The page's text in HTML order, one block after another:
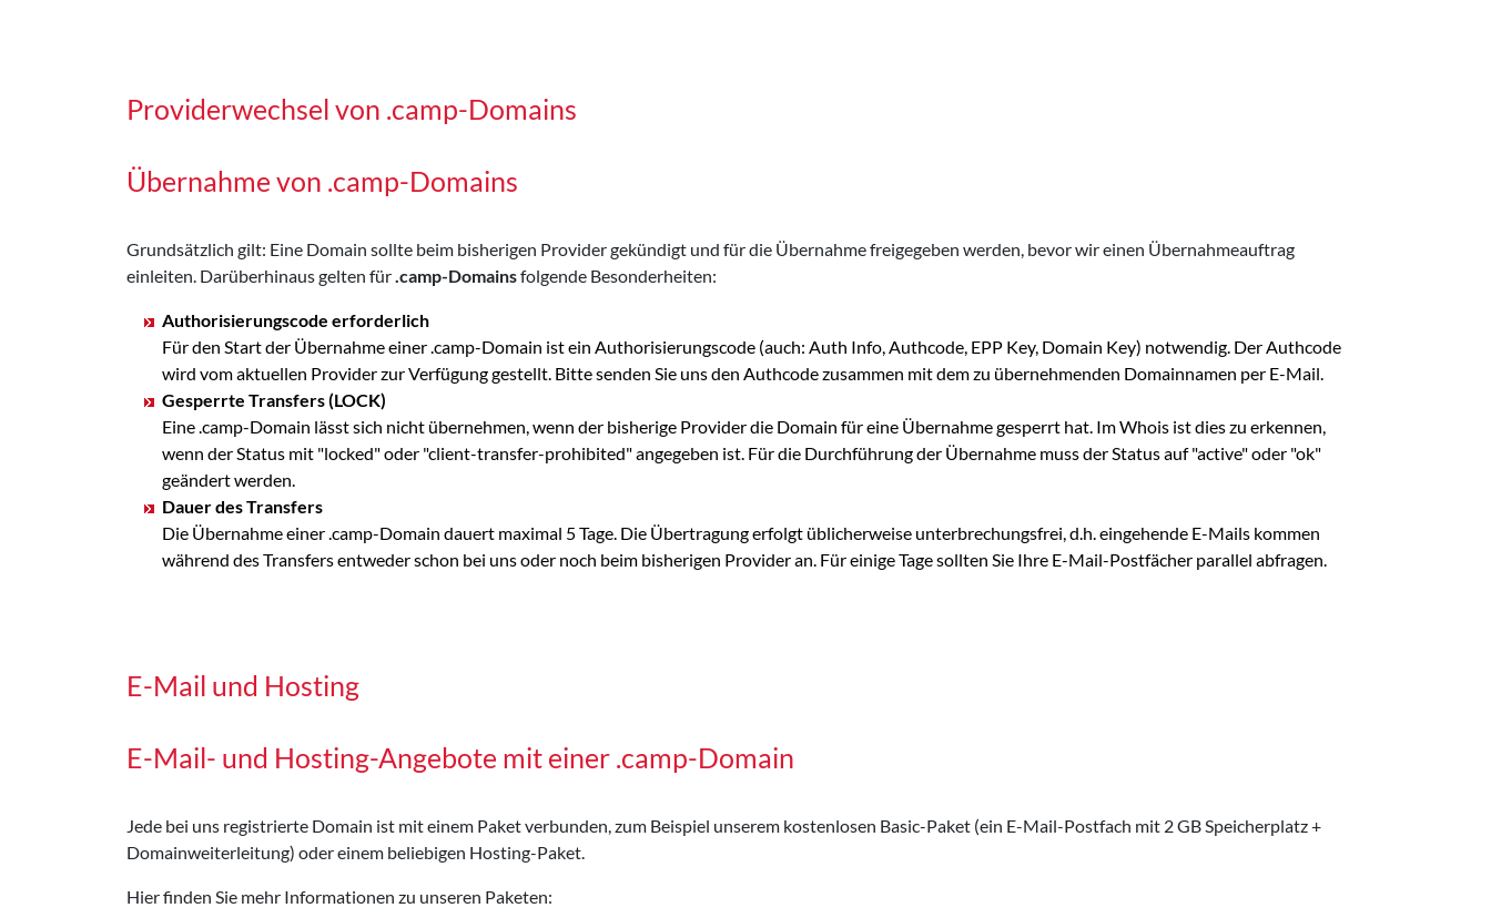
Providerwechsel von .camp-Domains
Übernahme von .camp-Domains
Grundsätzlich gilt: Eine Domain sollte beim bisherigen Provider gekündigt und für die Übernahme freigegeben werden, bevor wir einen Übernahmeauftrag
einleiten. Darüberhinaus gelten für .camp-Domainsfolgende Besonderheiten:
Authorisierungscode erforderlich
Für den Start der Übernahme einer .camp-Domain ist ein Authorisierungscode (auch: Auth Info, Authcode, EPP Key, Domain Key) notwendig. Der Authcode
wird vom aktuellen Provider zur Verfügung gestellt. Bitte senden Sie uns den Authcode zusammen mit dem zu übernehmenden Domainnamen per E-Mail.
Gesperrte Transfers (LOCK)
Eine .camp-Domain lässt sich nicht übernehmen, wenn der bisherige Provider die Domain für eine Übernahme gesperrt hat. Im Whois ist dies zu erkennen,
wenn der Status mit "locked" oder "client-transfer-prohibited" angegeben ist. Für die Durchführung der Übernahme muss der Status auf "active" oder "ok"
geändert werden.
Dauer des Transfers
Die Übernahme einer .camp-Domain dauert maximal 5 Tage. Die Übertragung erfolgt üblicherweise unterbrechungsfrei, d.h. eingehende E-Mails kommen
während des Transfers entweder schon bei uns oder noch beim bisherigen Provider an. Für einige Tage sollten Sie Ihre E-Mail-Postfächer parallel abfragen.
E-Mail und Hosting
E-Mail- und Hosting-Angebote mit einer .camp-Domain
Jede bei uns registrierte Domain ist mit einem Paket verbunden, zum Beispiel unserem kostenlosen Basic-Paket (ein E-Mail-Postfach mit 2 GB Speicherplatz +
Domainweiterleitung) oder einem beliebigen Hosting-Paket.
Hier finden Sie mehr Informationen zu unseren Paketen: